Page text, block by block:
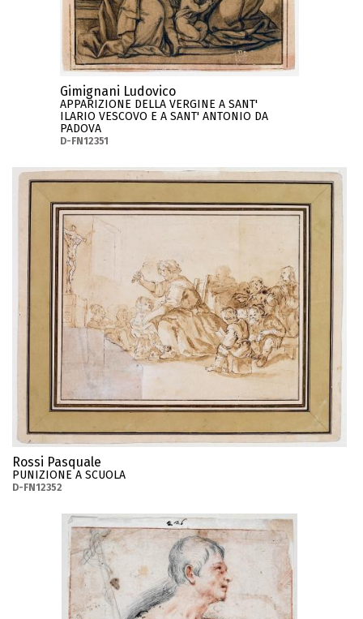
Gimignani Ludovico
APPARIZIONE DELLA VERGINE A SANT'
ILARIO VESCOVO E A SANT' ANTONIO DA
PADOVA
D-FN12351
Rossi Pasquale
PUNIZIONE A SCUOLA
D-FN12352